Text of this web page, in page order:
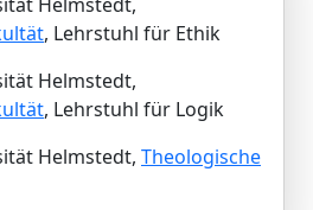
, Lehrstuhl für Ethik
Helmstedt,
, Lehrstuhl für Logik
Helmstedt, Theologische